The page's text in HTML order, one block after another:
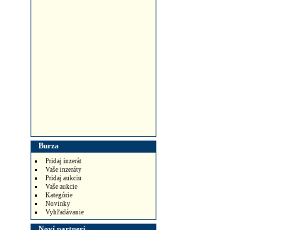
Burza
Pridaj inzerát
Vaše inzeráty
Pridaj aukciu
Vaše aukcie
Kategórie
Novinky
Vyhľadávanie